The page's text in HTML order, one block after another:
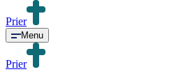
Prier
Menu
Prier